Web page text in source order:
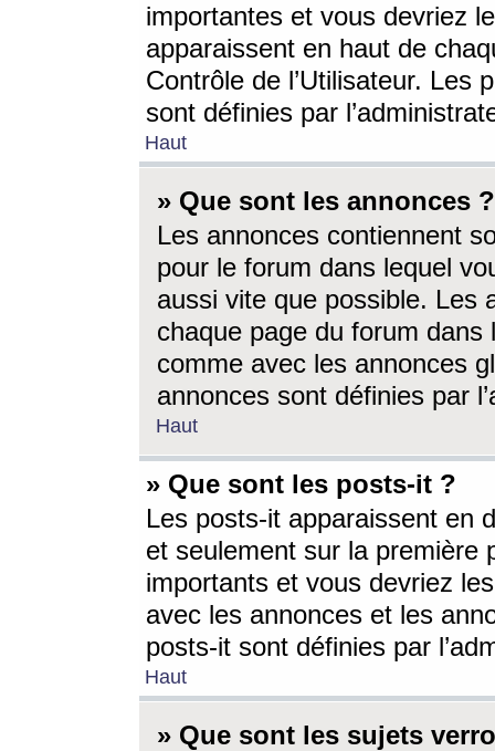
importantes et vous devriez
apparaissent en haut de
Contrôle de l’Utilisateur. Les
sont définies par
Haut
» Que sont les annonces ?
Les annonces contiennent
pour le forum dans lequel
aussi vite que possible. Les
chaque page du forum dans
comme avec les annonces
annonces sont définies par
Haut
» Que sont les posts-it ?
Les posts-it apparaissent en
et seulement sur la première
importants et vous devriez
avec les annonces et les
posts-it sont définies par
Haut
» Que sont les sujets